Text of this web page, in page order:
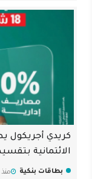
الائتمانية بتقسيط حتى 18
بطاقات بنكية منذ 2 شهر